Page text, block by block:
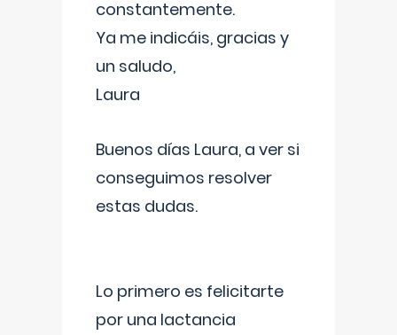
constantemente.
Ya me indicáis, gracias y
un saludo,
Laura
Buenos días Laura, a ver si
conseguimos resolver
estas dudas.
Lo primero es felicitarte
por una lactancia